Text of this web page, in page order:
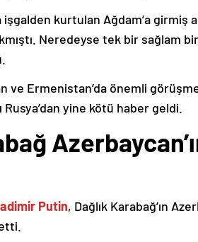
işgalden kurtulan Ağdam’a girmiş
Neredeyse tek bir sağlam
ve Ermenistan’da önemli
Rusya’dan yine kötü haber geldi.
Putin, Dağlık Karabağ’ın